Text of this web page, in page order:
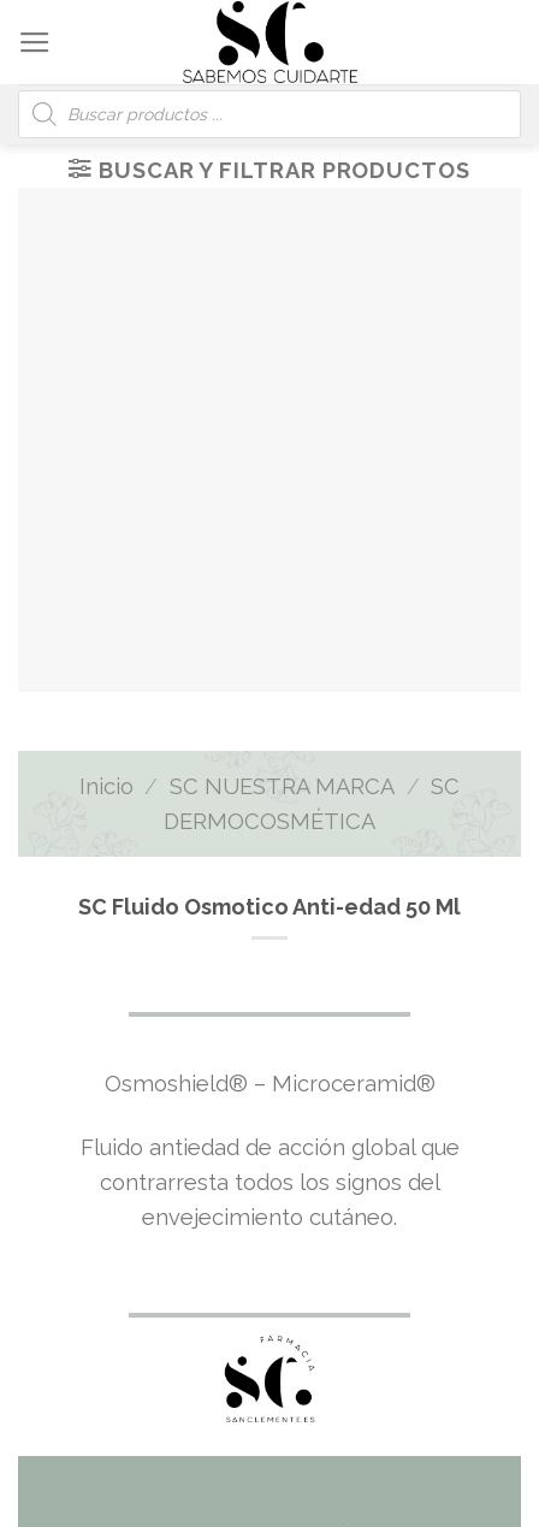
content
Búsqueda
de
productos
BUSCAR Y FILTRAR PRODUCTOS
Inicio / SC NUESTRA MARCA / SC
DERMOCOSMÉTICA
SC Fluido Osmotico Anti-edad 50 Ml
Osmoshield® – Microceramid®
Fluido antiedad de acción global que
contrarresta todos los signos del
envejecimiento cutáneo.